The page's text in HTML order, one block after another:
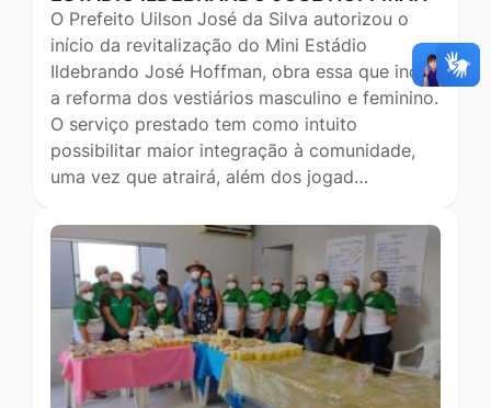
O Prefeito Uilson José da Silva autorizou o
início da revitalização do Mini Estádio
Ildebrando José Hoffman, obra essa que inclui
a reforma dos vestiários masculino e feminino.
O serviço prestado tem como intuito
possibilitar maior integração à comunidade,
uma vez que atrairá, além dos jogad…